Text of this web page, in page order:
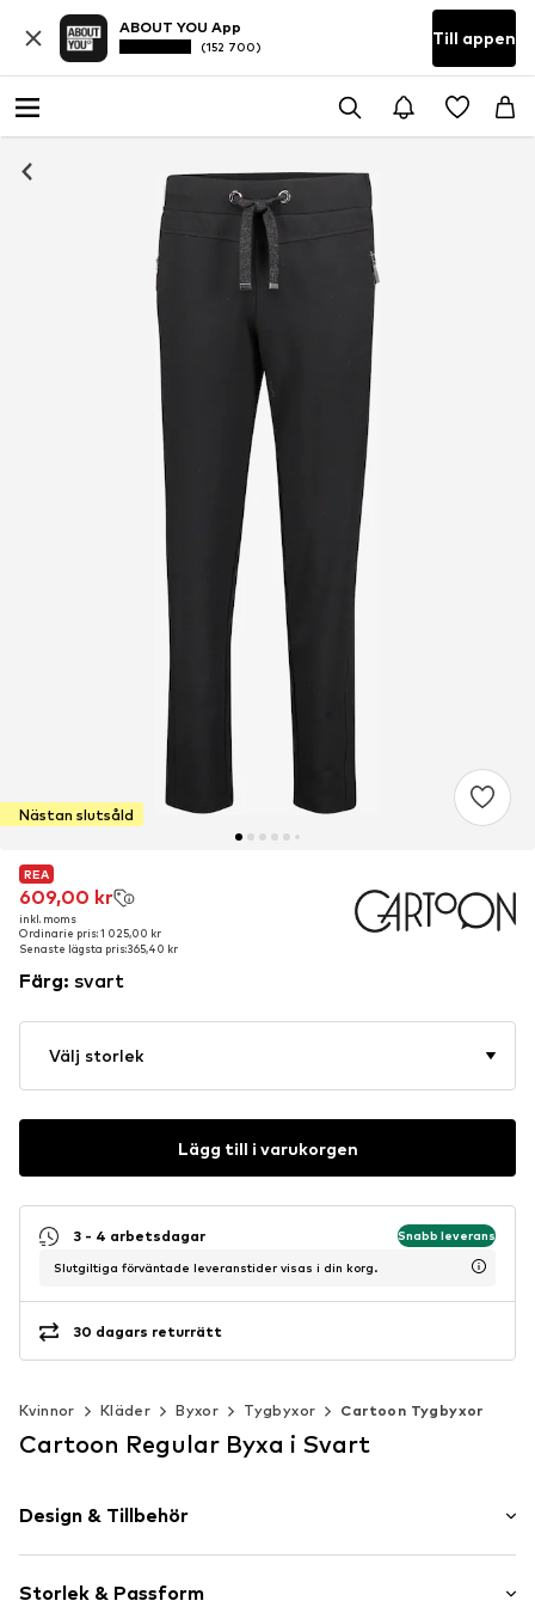
ABOUT YOU App
(152 700) Till appen
Nästan slutsåld
REA
609,00 kr
inkl. moms
Ordinarie pris: 1 025,00 kr
Senaste lägsta pris:365,40 kr
REA
609,00 kr
inkl. moms
Ordinarie pris: 1 025,00 kr
Senaste lägsta pris:365,40 kr
Färg: svart
Välj storlek
Lägg till i varukorgen
3 - 4 arbetsdagar Snabb leverans
Slutgiltiga förväntade leveranstider visas i din korg.
30 dagars returrätt
Kvinnor Kläder Byxor Tygbyxor Cartoon Tygbyxor
Cartoon Regular Byxa i Svart
Design & Tillbehör
Bomull
Storlek & Passform